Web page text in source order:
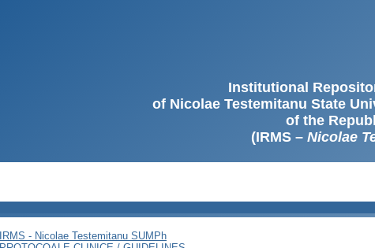
Institutional
of Nicolae Testemitanu State
of the
(IRMS – Nicolae
IRMS - Nicolae Testemitanu SUMPh